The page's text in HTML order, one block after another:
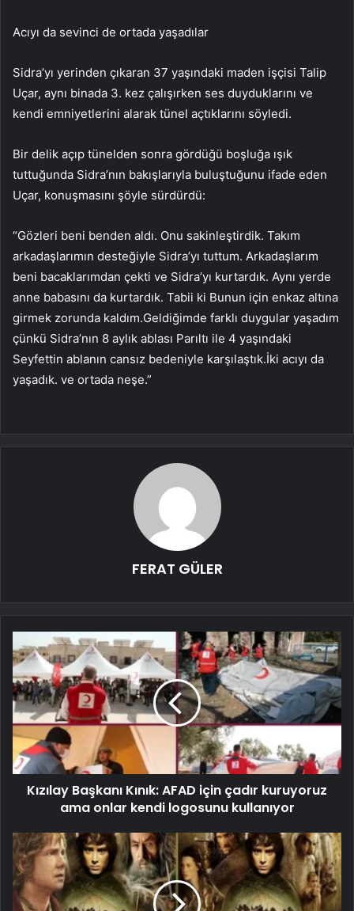
Acıyı da sevinci de ortada yaşadılar
Sidra’yı yerinden çıkaran 37 yaşındaki maden işçisi Talip
Uçar, aynı binada 3. kez çalışırken ses duyduklarını ve
kendi emniyetlerini alarak tünel açtıklarını söyledi.
Bir delik açıp tünelden sonra gördüğü boşluğa ışık
tuttuğunda Sidra’nın bakışlarıyla buluştuğunu ifade eden
Uçar, konuşmasını şöyle sürdürdü:
“Gözleri beni benden aldı. Onu sakinleştirdik. Takım
arkadaşlarımın desteğiyle Sidra’yı tuttum. Arkadaşlarım
beni bacaklarımdan çekti ve Sidra’yı kurtardık. Aynı yerde
anne babasını da kurtardık. Tabii ki Bunun için enkaz altına
girmek zorunda kaldım.Geldiğimde farklı duygular yaşadım
çünkü Sidra’nın 8 aylık ablası Parıltı ile 4 yaşındaki
Seyfettin ablanın cansız bedeniyle karşılaştık.İki acıyı da
yaşadık. ve ortada neşe.”
FERAT GÜLER
Kızılay Başkanı Kınık: AFAD için çadır kuruyoruz
ama onlar kendi logosunu kullanıyor